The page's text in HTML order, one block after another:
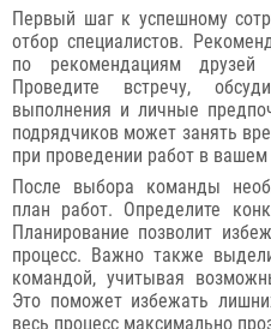
Первый шаг к успешному
отбор специалистов.
по рекомендациям
Проведите встречу,
выполнения и личные
подрядчиков может занять
при проведении работ в
После выбора команды
план работ. Определите
Планирование позволит
процесс. Важно также
командой, учитывая
Это поможет избежать
весь процесс максимально